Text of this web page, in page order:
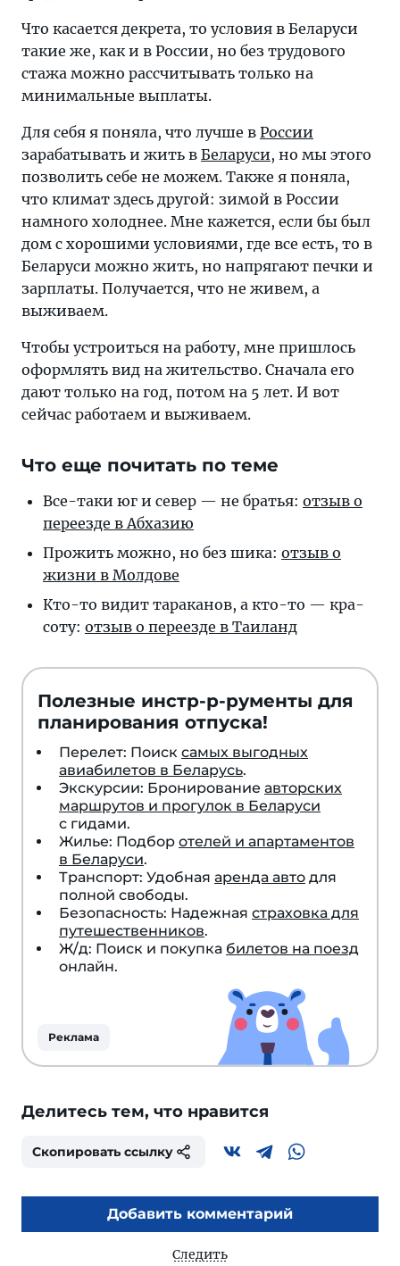
Что касается декрета, то условия в Беларуси
такие же, как и в России, но без трудового
стажа можно рассчитывать только на
минимальные выплаты.
Для себя я поняла, что лучше в России
зарабатывать и жить в Беларуси, но мы этого
позволить себе не можем. Также я поняла,
что климат здесь другой: зимой в России
намного холоднее. Мне кажется, если бы был
дом с хорошими условиями, где все есть, то в
Беларуси можно жить, но напрягают печки и
зарплаты. Получается, что не живем, а
выживаем.
Чтобы устроиться на работу, мне пришлось
оформлять вид на жительство. Сначала его
дают только на год, потом на 5 лет. И вот
сейчас работаем и выживаем.
Что еще почитать по теме
Все-таки юг и север — не братья: отзыв о
пе­ре­ез­де в Абхазию
Прожить можно, но без ши­ка: от­зыв о
жиз­ни в Молдове
Кто-то видит та­ра­ка­нов, а кто-то — кра­
со­ту: от­зыв о пе­ре­ез­де в Таиланд
Полезные инстр-р-рументы для
планирования отпуска!
Перелет: Поиск самых выгодных
авиабилетов в Беларусь.
Экскурсии: Бронирование авторских
маршрутов и прогулок в Беларуси
с гидами.
Жилье: Подбор отелей и апартаментов
в Беларуси.
Транспорт: Удобная аренда авто для
полной свободы.
Безопасность: Надежная страховка для
путешественников.
Ж/д: Поиск и покупка билетов на поезд
онлайн.
Реклама
Делитесь тем, что нравится
Скопировать ссылку
Добавить комментарий
Следить